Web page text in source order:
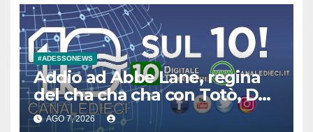
#ADESSONEWS
Addio ad Abbe Lane, regina
del cha cha cha con Totò, De
Sica e Sordi
AGO 7, 2026